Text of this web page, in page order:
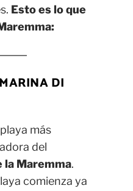
Esto es lo que
DI
más
del
la Maremma.
comienza ya